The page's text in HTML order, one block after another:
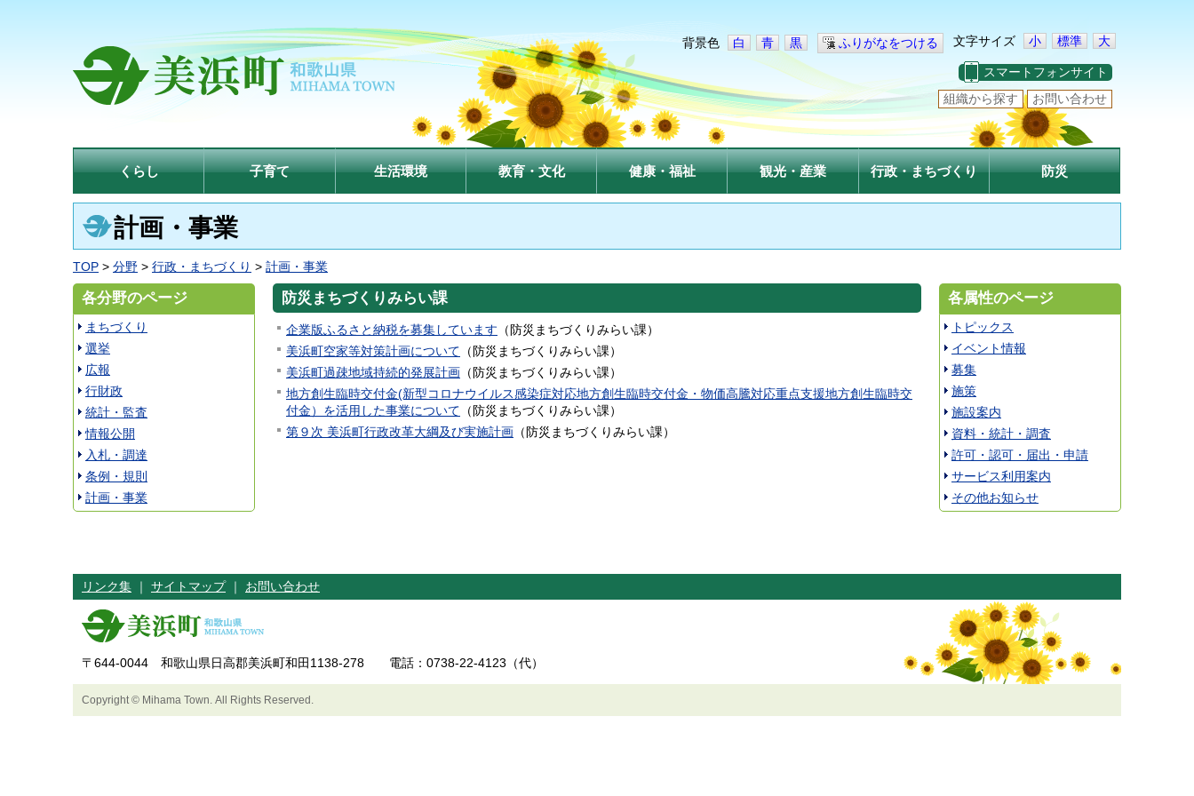
文字サイズ 小 標準 大
背景色 白 青 黒 ふりがなをつける
スマートフォンサイト
組織から探す
お問い合わせ
くらし 子育て 生活環境 教育・文化 健康・福祉 観光・産業 行政・まちづくり 防災
計画・事業
TOP > 分野 > 行政・まちづくり > 計画・事業
防災まちづくりみらい課
企業版ふるさと納税を募集しています （防災まちづくりみらい課）
美浜町空家等対策計画について （防災まちづくりみらい課）
美浜町過疎地域持続的発展計画 （防災まちづくりみらい課）
地方創生臨時交付金(新型コロナウイルス感染症対応地方創生臨時交付金・物価高騰対応重点支援地方創生臨時交
付金）を活用した事業について （防災まちづくりみらい課）
第９次 美浜町行政改革大綱及び実施計画 （防災まちづくりみらい課）
各分野のページ
まちづくり
選挙
広報
行財政
統計・監査
情報公開
入札・調達
条例・規則
計画・事業
各属性のページ
トピックス
イベント情報
募集
施策
施設案内
資料・統計・調査
許可・認可・届出・申請
サービス利用案内
その他お知らせ
リンク集 ｜ サイトマップ｜ お問い合わせ
〒644-0044 和歌山県日高郡美浜町和田1138-278 電話：0738-22-4123（代）
Copyright © Mihama Town. All Rights Reserved.